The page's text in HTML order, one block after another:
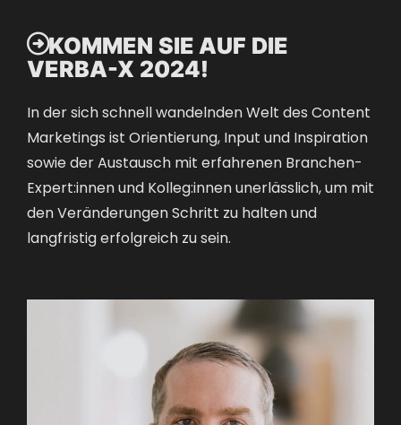
KOMMEN SIE AUF DIE
VERBA-X 2024!
In der sich schnell wandelnden Welt des Content
Marketings ist Orientierung, Input und Inspiration
sowie der Austausch mit erfahrenen Branchen-
Expert:innen und Kolleg:innen unerlässlich, um mit
den Veränderungen Schritt zu halten und
langfristig erfolgreich zu sein.